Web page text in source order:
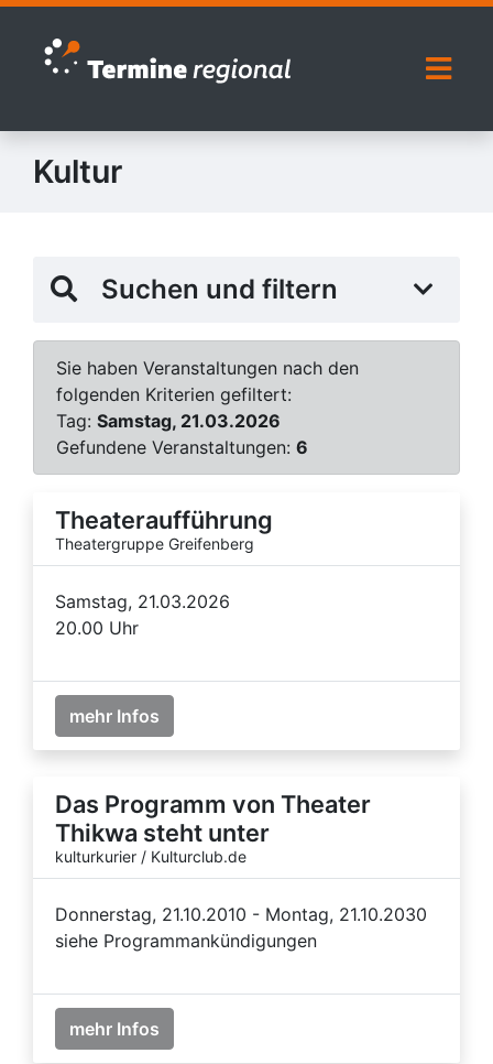
Zur Navigation springen
Zum Inhalt springen
Kultur
Suchen und filtern
Sie haben Veranstaltungen nach den
folgenden Kriterien gefiltert:
Tag: Samstag, 21.03.2026
Gefundene Veranstaltungen: 6
Theateraufführung
Theatergruppe Greifenberg
Samstag, 21.03.2026
20.00 Uhr
mehr Infos
Das Programm von Theater
Thikwa steht unter
kulturkurier / Kulturclub.de
Donnerstag, 21.10.2010 - Montag, 21.10.2030
siehe Programmankündigungen
mehr Infos